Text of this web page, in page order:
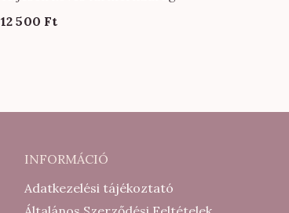
12 500 Ft
INFORMÁCIÓ
Adatkezelési tájékoztató